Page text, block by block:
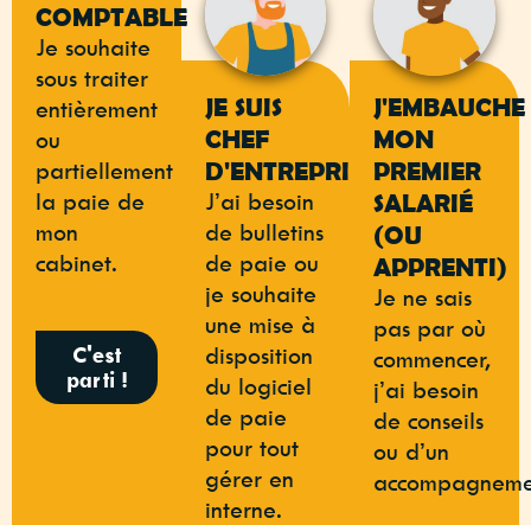
COMPTABLE
Je souhaite
sous traiter
entièrement
ou
partiellement
la paie de
mon
cabinet.
C'est
parti !
JE SUIS
CHEF
D'ENTREPRISE
J’ai besoin
de bulletins
de paie ou
je souhaite
une mise à
disposition
du logiciel
de paie
pour tout
gérer en
interne.
J'EMBAUCHE
MON
PREMIER
SALARIÉ
(OU
APPRENTI)
Je ne sais
pas par où
commencer,
j’ai besoin
de conseils
ou d’un